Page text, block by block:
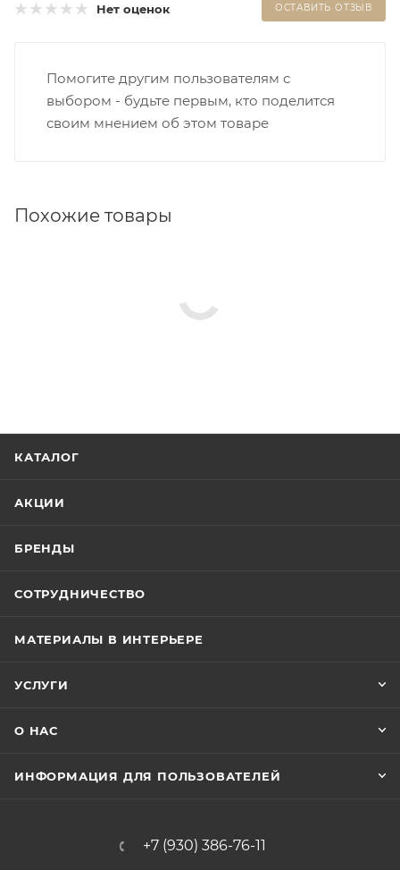
Нет оценок ОСТАВИТЬ ОТЗЫВ
Помогите другим пользователям с
выбором - будьте первым, кто поделится
своим мнением об этом товаре
Похожие товары
КАТАЛОГ
АКЦИИ
БРЕНДЫ
СОТРУДНИЧЕСТВО
МАТЕРИАЛЫ В ИНТЕРЬЕРЕ
УСЛУГИ
О НАС
ИНФОРМАЦИЯ ДЛЯ ПОЛЬЗОВАТЕЛЕЙ
+7 (930) 386-76-11